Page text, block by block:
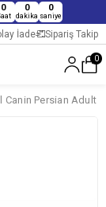
0 0
dakika
0
saniye
İade Sipariş Takip
0